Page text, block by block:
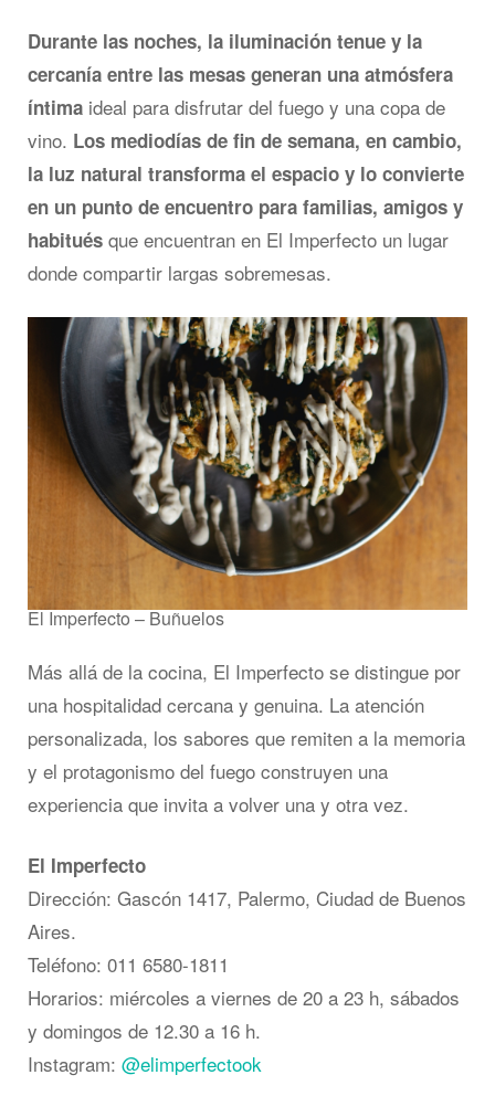
Durante las noches, la iluminación tenue y la
cercanía entre las mesas generan una atmósfera
íntima ideal para disfrutar del fuego y una copa de
vino. Los mediodías de fin de semana, en cambio,
la luz natural transforma el espacio y lo convierte
en un punto de encuentro para familias, amigos y
habitués que encuentran en El Imperfecto un lugar
donde compartir largas sobremesas.
El Imperfecto – Buñuelos
Más allá de la cocina, El Imperfecto se distingue por
una hospitalidad cercana y genuina. La atención
personalizada, los sabores que remiten a la memoria
y el protagonismo del fuego construyen una
experiencia que invita a volver una y otra vez.
El Imperfecto
Dirección: Gascón 1417, Palermo, Ciudad de Buenos
Aires.
Teléfono: 011 6580-1811
Horarios: miércoles a viernes de 20 a 23 h, sábados
y domingos de 12.30 a 16 h.
Instagram: @elimperfectook